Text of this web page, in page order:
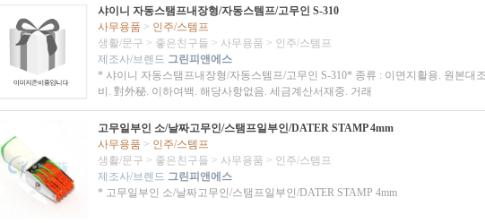
샤이니 자동스탬프내장형/자동스템프/고무인 S-310
사무용품 > 인주/스템프
생활/문구 > 좋은친구들 > 사무용품 > 인주/스템프
제조사/브렌드 그린피앤에스
* 샤이니 자동스탬프내장형/자동스템프/고무인 S-310* 종류 : 이면지활용. 원본대
비. 對外秘. 이하여백. 해당사항없음. 세금계산서재중. 거래
고무일부인 소/날짜고무인/스탬프일부인/DATER STAMP 4mm
사무용품 > 인주/스템프
생활/문구 > 좋은친구들 > 사무용품 > 인주/스템프
제조사/브렌드 그린피앤에스
* 고무일부인 소/날짜고무인/스탬프일부인/DATER STAMP 4mm